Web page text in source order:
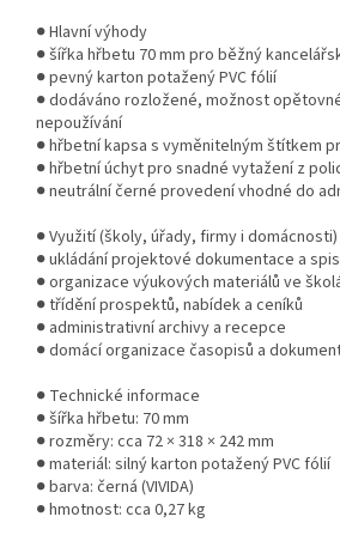
● Hlavní výhody
● šířka hřbetu 70 mm pro běžný
● pevný karton potažený PVC fólií
● dodáváno rozložené, možnost
nepoužívání
● hřbetní kapsa s vyměnitelným štítkem
● hřbetní úchyt pro snadné vytažení z
● neutrální černé provedení vhodné do
● Využití (školy, úřady, firmy i domácnosti)
● ukládání projektové dokumentace a
● organizace výukových materiálů ve
● třídění prospektů, nabídek a ceníků
● administrativní archivy a recepce
● domácí organizace časopisů a
● Technické informace
● šířka hřbetu: 70 mm
● rozměry: cca 72 × 318 × 242 mm
● materiál: silný karton potažený PVC fólií
● barva: černá (VIVIDA)
● hmotnost: cca 0,27 kg